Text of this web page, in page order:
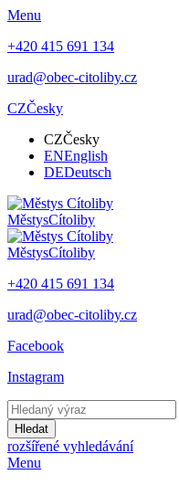
Menu
+420 415 691 134
urad@obec-citoliby.cz
CZČesky
CZČesky
ENEnglish
DEDeutsch
MěstysCítoliby
MěstysCítoliby
+420 415 691 134
urad@obec-citoliby.cz
Facebook
Instagram
Hledat
rozšířené vyhledávání
Menu